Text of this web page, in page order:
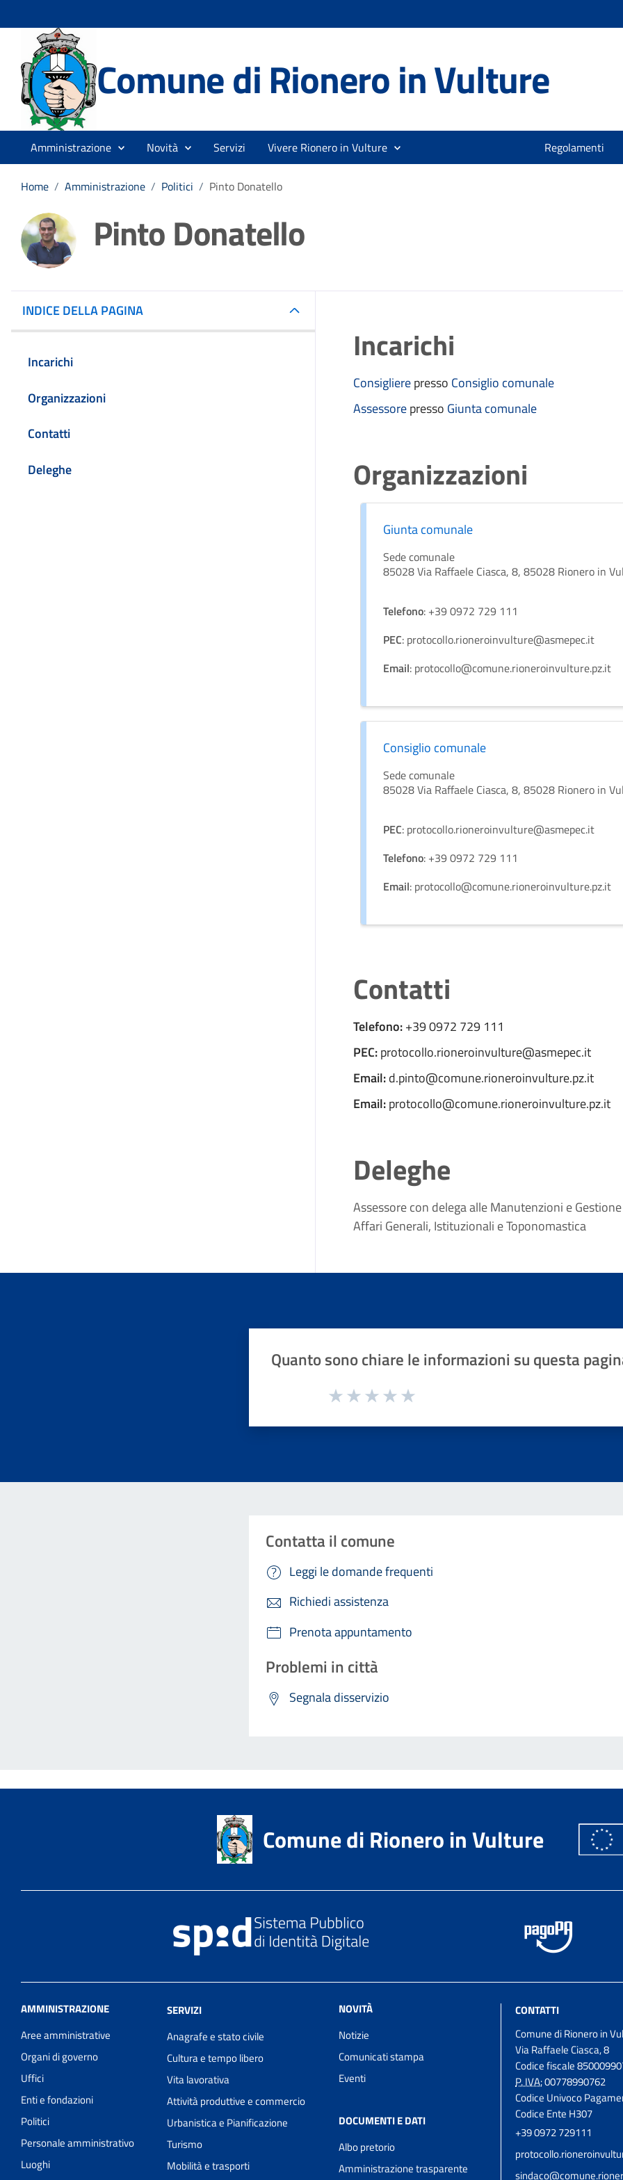
Comune di Rionero in Vulture
Amministrazione Novità Servizi Vivere Rionero in Vulture Regolamenti
Home / Amministrazione / Politici / Pinto Donatello
Pinto Donatello
INDICE DELLA PAGINA
Incarichi
Organizzazioni
Contatti
Deleghe
Incarichi
Consiglierepresso Consiglio comunale
Assessorepresso Giunta comunale
Organizzazioni
Giunta comunale
Sede comunale
85028 Via Raffaele Ciasca, 8, 85028 Rionero in
Telefono: +39 0972 729 111
PEC: protocollo.rioneroinvulture@asmepec.it
Email: protocollo@comune.rioneroinvulture.pz.it
Consiglio comunale
Sede comunale
85028 Via Raffaele Ciasca, 8, 85028 Rionero in
PEC: protocollo.rioneroinvulture@asmepec.it
Telefono: +39 0972 729 111
Email: protocollo@comune.rioneroinvulture.pz.it
Contatti
Telefono:+39 0972 729 111
PEC:protocollo.rioneroinvulture@asmepec.it
Email:d.pinto@comune.rioneroinvulture.pz.it
Email:protocollo@comune.rioneroinvulture.pz.it
Deleghe
Assessore con delega alle Manutenzioni e
Affari Generali, Istituzionali e Toponomastica
Quanto sono chiare le informazioni su questa
Valuta da 1 a 5 stelle la pagina
Contatta il comune
Leggi le domande frequenti
Richiedi assistenza
Prenota appuntamento
Problemi in città
Segnala disservizio
Comune di Rionero in Vulture
AMMINISTRAZIONE
Aree amministrative
Organi di governo
Uffici
Enti e fondazioni
Politici
Personale amministrativo
Luoghi
SERVIZI
Anagrafe e stato civile
Cultura e tempo libero
Vita lavorativa
Attività produttive e commercio
Urbanistica e Pianificazione
Turismo
Mobilità e trasporti
NOVITÀ
Notizie
Comunicati stampa
Eventi
DOCUMENTI E DATI
Albo pretorio
Amministrazione trasparente
CONTATTI
Comune di Rionero in
Via Raffaele Ciasca, 8
Codice fiscale
P. IVA:00778990762
Codice Univoco
Codice Ente H307
+39 0972 729111